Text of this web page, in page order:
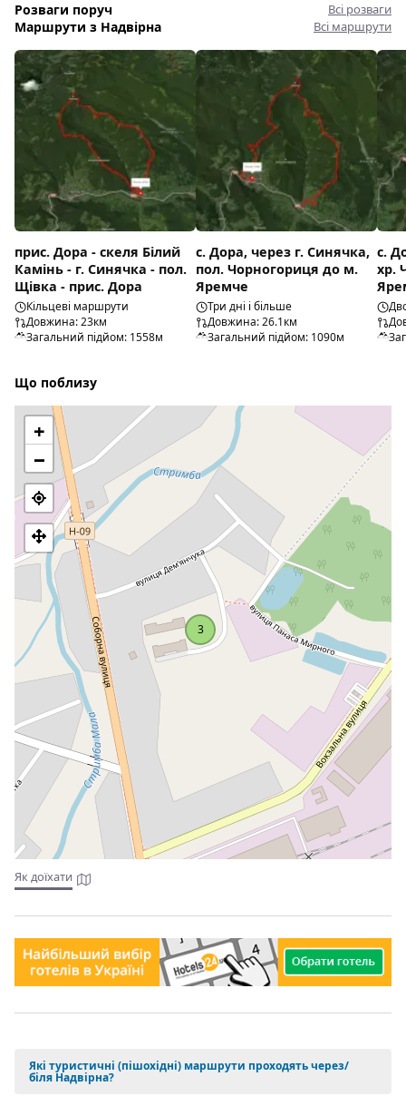
Розваги поруч Всі розваги
Маршрути з Надвірна Всі маршрути
прис. Дора - скеля Білий
Камінь - г. Синячка - пол.
Щівка - прис. Дора
Кільцеві маршрути
Довжина: 23км
Загальний підйом: 1558м
с. Дора, через г. Синячка,
пол. Чорногориця до м.
Яремче
Три дні і більше
Довжина: 26.1км
Загальний підйом: 1090м
с.
хр.
Що поблизу
3
+
−
Як доїхати
Які туристичні (пішохідні) маршрути проходять через/
біля Надвірна?